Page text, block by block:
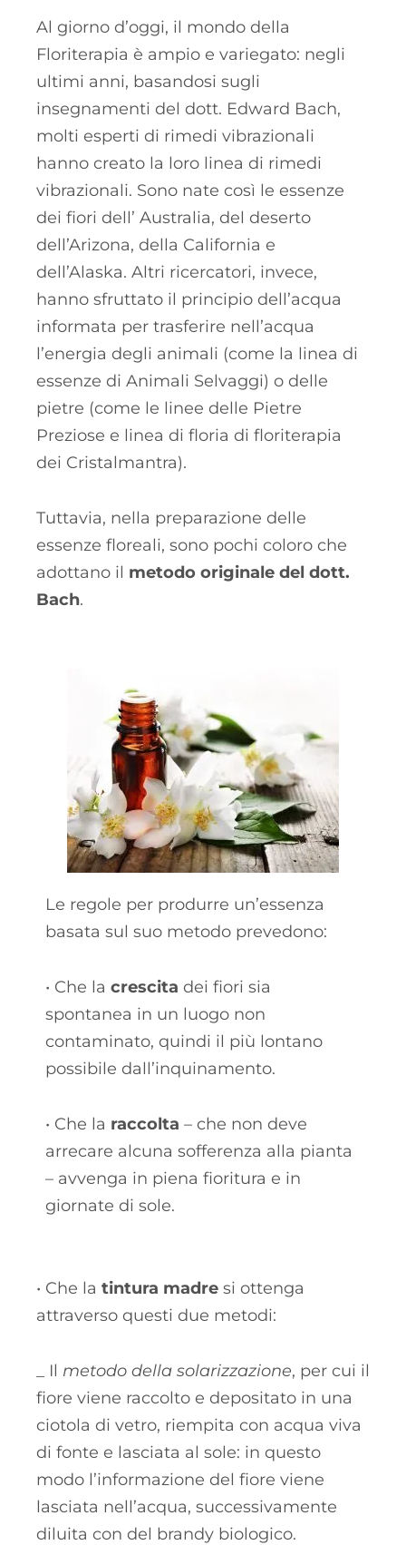
Al giorno d’oggi, il mondo della
Floriterapia è ampio e variegato: negli
ultimi anni, basandosi sugli
insegnamenti del dott. Edward Bach,
molti esperti di rimedi vibrazionali
hanno creato la loro linea di rimedi
vibrazionali. Sono nate così le essenze
dei fiori dell’ Australia, del deserto
dell’Arizona, della California e
dell’Alaska. Altri ricercatori, invece,
hanno sfruttato il principio dell’acqua
informata per trasferire nell’acqua
l’energia degli animali (come la linea di
essenze di Animali Selvaggi) o delle
pietre (come le linee delle Pietre
Preziose e linea di floria di floriterapia
dei Cristalmantra).
Tuttavia, nella preparazione delle
essenze floreali, sono pochi coloro che
adottano il metodo originale del dott.
Bach.
Le regole per produrre un’essenza
basata sul suo metodo prevedono:
• Che la crescita dei fiori sia
spontanea in un luogo non
contaminato, quindi il più lontano
possibile dall’inquinamento.
• Che la raccolta – che non deve
arrecare alcuna sofferenza alla pianta
– avvenga in piena fioritura e in
giornate di sole.
• Che la tintura madre si ottenga
attraverso questi due metodi:
_ Il metodo della solarizzazione, per cui il
fiore viene raccolto e depositato in una
ciotola di vetro, riempita con acqua viva
di fonte e lasciata al sole: in questo
modo l’informazione del fiore viene
lasciata nell’acqua, successivamente
diluita con del brandy biologico.